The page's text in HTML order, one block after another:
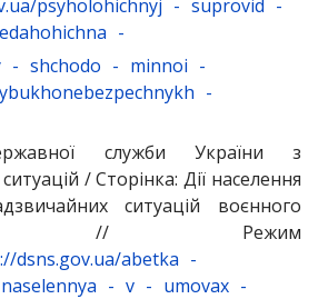
psyholohichnyj - suprovid -
-
- shchodo - minnoi -
-
служби України з
/ Сторінка: Дії населення
ситуацій воєнного
// Режим
dsns.gov.ua/abetka -
naselennya - v - umovax -